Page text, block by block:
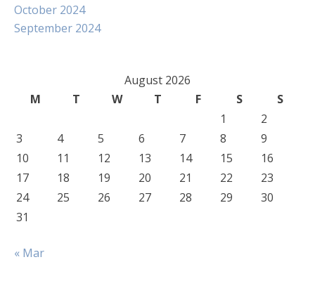
October 2024
September 2024
August 2026
M
T W T F S
S
1
2
3
4 5 6 7 8
9
10
11 12 13 14 15
16
17
18 19 20 21 22
23
24
25 26 27 28 29
30
31
« Mar